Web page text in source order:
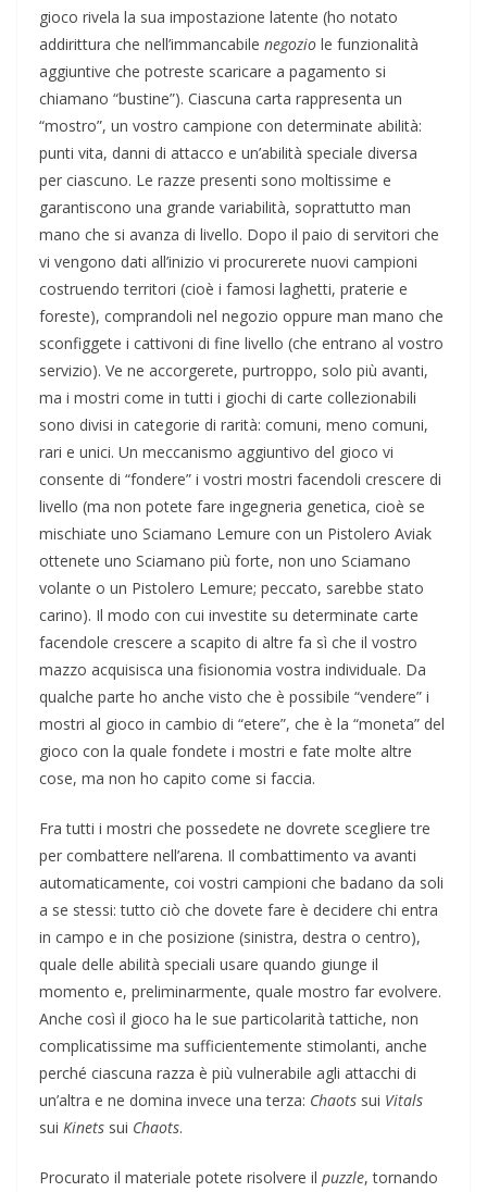
gioco rivela la sua impostazione latente (ho notato
addirittura che nell’immancabile negozio le funzionalità
aggiuntive che potreste scaricare a pagamento si
chiamano “bustine”). Ciascuna carta rappresenta un
“mostro”, un vostro campione con determinate abilità:
punti vita, danni di attacco e un’abilità speciale diversa
per ciascuno. Le razze presenti sono moltissime e
garantiscono una grande variabilità, soprattutto man
mano che si avanza di livello. Dopo il paio di servitori che
vi vengono dati all’inizio vi procurerete nuovi campioni
costruendo territori (cioè i famosi laghetti, praterie e
foreste), comprandoli nel negozio oppure man mano che
sconfiggete i cattivoni di fine livello (che entrano al vostro
servizio). Ve ne accorgerete, purtroppo, solo più avanti,
ma i mostri come in tutti i giochi di carte collezionabili
sono divisi in categorie di rarità: comuni, meno comuni,
rari e unici. Un meccanismo aggiuntivo del gioco vi
consente di “fondere” i vostri mostri facendoli crescere di
livello (ma non potete fare ingegneria genetica, cioè se
mischiate uno Sciamano Lemure con un Pistolero Aviak
ottenete uno Sciamano più forte, non uno Sciamano
volante o un Pistolero Lemure; peccato, sarebbe stato
carino). Il modo con cui investite su determinate carte
facendole crescere a scapito di altre fa sì che il vostro
mazzo acquisisca una fisionomia vostra individuale. Da
qualche parte ho anche visto che è possibile “vendere” i
mostri al gioco in cambio di “etere”, che è la “moneta” del
gioco con la quale fondete i mostri e fate molte altre
cose, ma non ho capito come si faccia.
Fra tutti i mostri che possedete ne dovrete scegliere tre
per combattere nell’arena. Il combattimento va avanti
automaticamente, coi vostri campioni che badano da soli
a se stessi: tutto ciò che dovete fare è decidere chi entra
in campo e in che posizione (sinistra, destra o centro),
quale delle abilità speciali usare quando giunge il
momento e, preliminarmente, quale mostro far evolvere.
Anche così il gioco ha le sue particolarità tattiche, non
complicatissime ma sufficientemente stimolanti, anche
perché ciascuna razza è più vulnerabile agli attacchi di
un’altra e ne domina invece una terza: Chaots sui Vitals
sui Kinets sui Chaots.
Procurato il materiale potete risolvere il puzzle, tornando